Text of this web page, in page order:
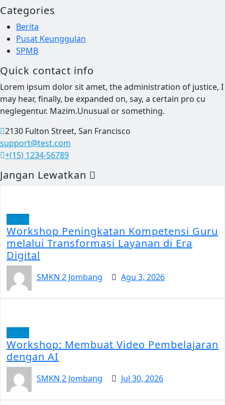
Categories
Berita
Pusat Keunggulan
SPMB
Quick contact info
Lorem ipsum dolor sit amet, the administration of justice, I
may hear, finally, be expanded on, say, a certain pro cu
neglegentur. Mazim.Unusual or something.
2130 Fulton Street, San Francisco
support@test.com
+(15) 1234-56789
Jangan Lewatkan
Workshop Peningkatan Kompetensi Guru
melalui Transformasi Layanan di Era
Digital
SMKN 2 Jombang Agu 3, 2026
Workshop: Membuat Video Pembelajaran
dengan AI
SMKN 2 Jombang Jul 30, 2026